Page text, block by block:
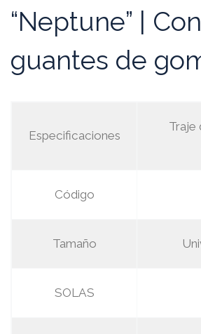
“Neptune” | Con
guantes de
Especificaciones
Traje
Código
Tamaño
SOLAS